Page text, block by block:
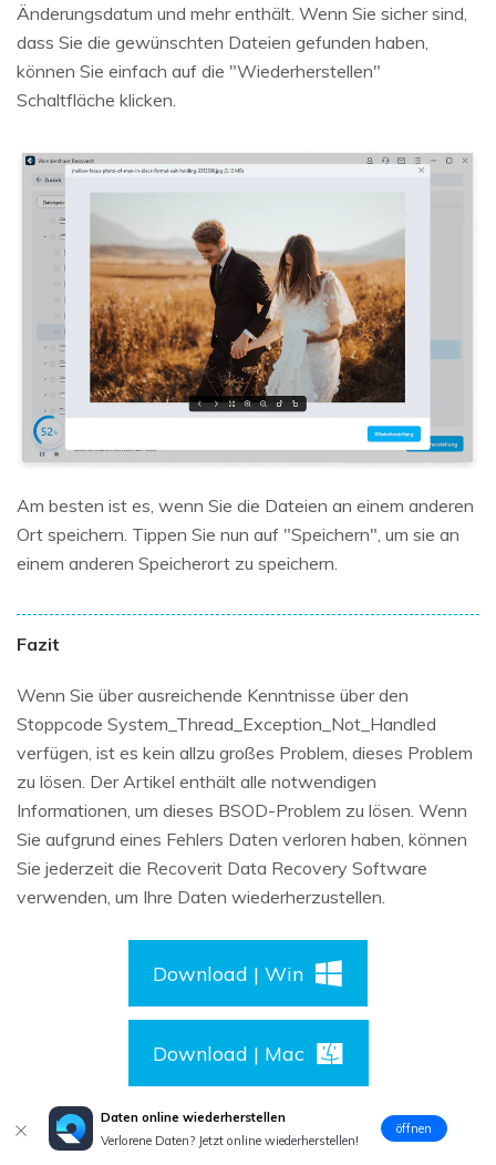
Änderungsdatum und mehr enthält. Wenn Sie sicher sind,
dass Sie die gewünschten Dateien gefunden haben,
können Sie einfach auf die "Wiederherstellen"
Schaltfläche klicken.
Am besten ist es, wenn Sie die Dateien an einem anderen
Ort speichern. Tippen Sie nun auf "Speichern", um sie an
einem anderen Speicherort zu speichern.
Fazit
Wenn Sie über ausreichende Kenntnisse über den
Stoppcode System_Thread_Exception_Not_Handled
verfügen, ist es kein allzu großes Problem, dieses Problem
zu lösen. Der Artikel enthält alle notwendigen
Informationen, um dieses BSOD-Problem zu lösen. Wenn
Sie aufgrund eines Fehlers Daten verloren haben, können
Sie jederzeit die Recoverit Data Recovery Software
verwenden, um Ihre Daten wiederherzustellen.
Download | Win
Download | Mac
Daten online wiederherstellen
Verlorene Daten? Jetzt online wiederherstellen!
öffnen